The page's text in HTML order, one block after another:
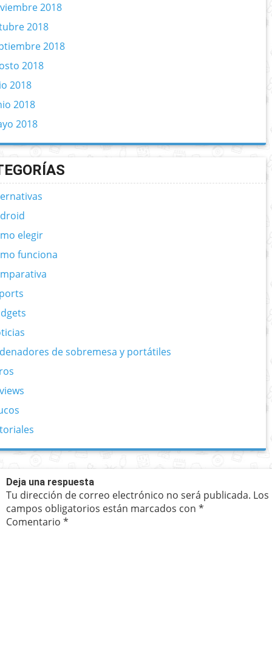
2018
2018
2018
2018
2018
2018
2018
elegir
funciona
de sobremesa y portátiles
Deja una respuesta
Tu dirección de correo electrónico no será publicada. Los
campos obligatorios están marcados con *
Comentario *